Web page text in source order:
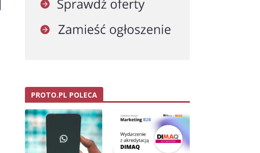
PROTO.PL POLECA